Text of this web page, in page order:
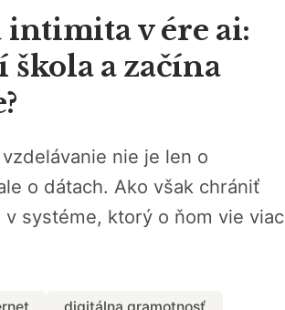
v ére ai:
škola a začína
nie je len o
o dátach. Ako však chrániť
systéme, ktorý o ňom vie viac